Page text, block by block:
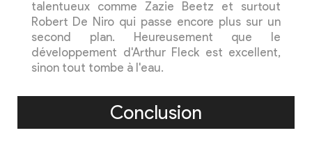
talentueux comme Zazie Beetz et surtout
Robert De Niro qui passe encore plus sur un
second plan. Heureusement que le
développement d'Arthur Fleck est excellent,
sinon tout tombe à l'eau.
Conclusion